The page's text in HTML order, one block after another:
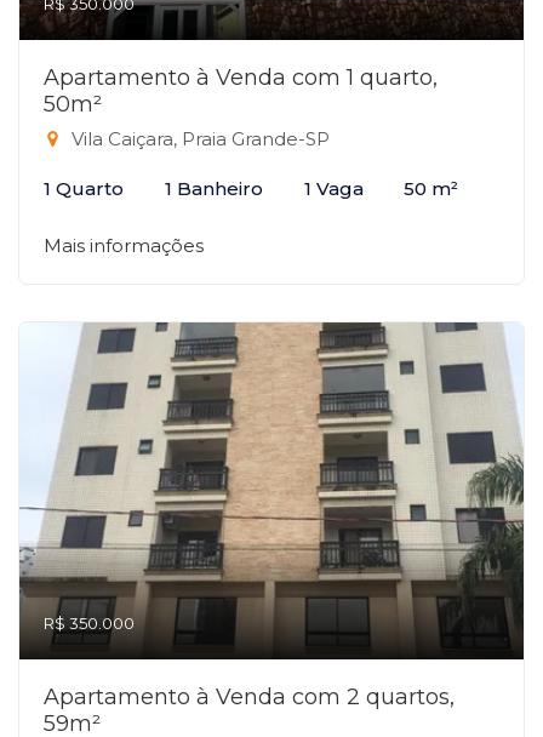
Apartamento à Venda com 1 quarto,
50m²
Vila Caiçara, Praia Grande-SP
1 Quarto 1 Banheiro 1 Vaga 50 m²
Mais informações
R$ 350.000
Apartamento à Venda com 2 quartos,
59m²